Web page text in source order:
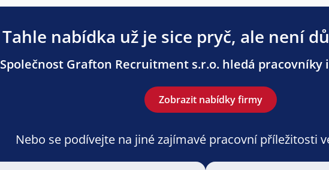
Tahle nabídka už je sice pryč, ale není
Společnost Grafton Recruitment s.r.o. hledá pracovníky
Zobrazit nabídky firmy
Nebo se podívejte na jiné zajímavé pracovní příležitosti